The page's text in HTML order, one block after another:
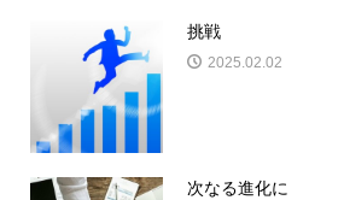
挑戦
2025.02.02
次なる進化に